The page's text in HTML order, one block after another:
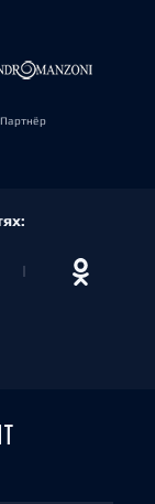
Партнёр